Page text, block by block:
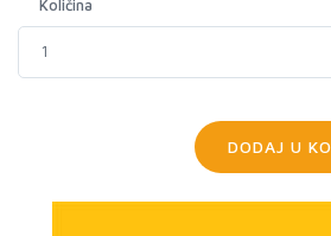
Količina
DODAJ U